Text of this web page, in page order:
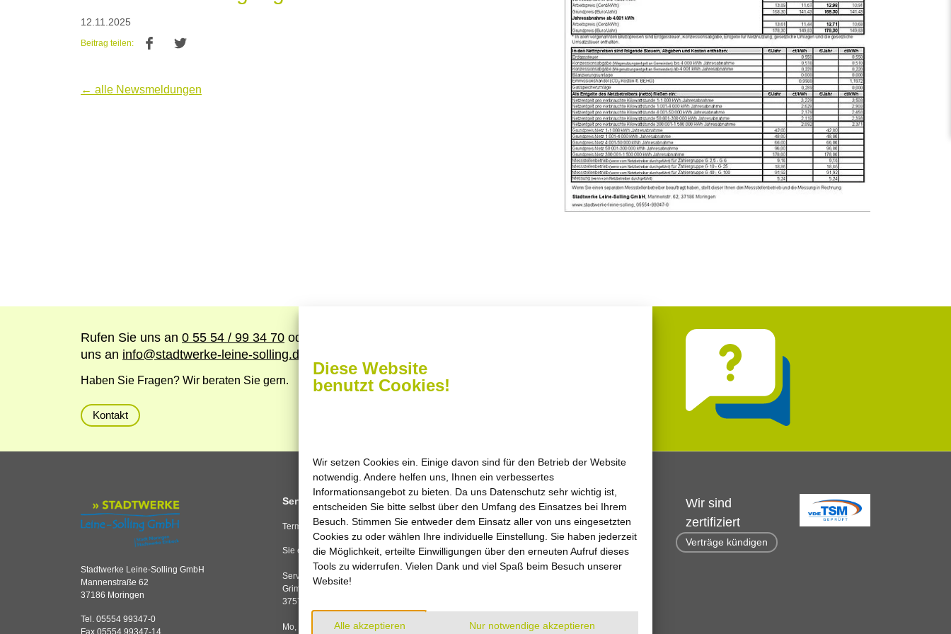
12.11.2025
Beitrag teilen:
← alle Newsmeldungen
Rufen Sie uns an 0 55 54 / 99 34 70 oder schreiben Sie
uns an info@stadtwerke-leine-solling.de
Haben Sie Fragen? Wir beraten Sie gern.
Kontakt
Stadtwerke Leine-Solling GmbH
Mannenstraße 62
37186 Moringen
Tel. 05554 99347-0
Fax 05554 99347-14
Servicezeiten
Termine nach Vereinbarung oder
Sie erreichen uns im
Servicecenter Einbeck
Grimsehlstraße 17
37574 Einbeck
Mo, Di, Do 8.00 – 16.00 Uhr
Navigation
Startseite
Kontakt
Impressum
Cookie-Einstellungen
Wir sind
zertifiziert
Verträge kündigen
Diese Website
benutzt Cookies!
Wir setzen Cookies ein. Einige davon sind für den Betrieb der Website
notwendig. Andere helfen uns, Ihnen ein verbessertes
Informationsangebot zu bieten. Da uns Datenschutz sehr wichtig ist,
entscheiden Sie bitte selbst über den Umfang des Einsatzes bei Ihrem
Besuch. Stimmen Sie entweder dem Einsatz aller von uns eingesetzten
Cookies zu oder wählen Ihre individuelle Einstellung. Sie haben jederzeit
die Möglichkeit, erteilte Einwilligungen über den erneuten Aufruf dieses
Tools zu widerrufen. Vielen Dank und viel Spaß beim Besuch unserer
Website!
Alle akzeptieren Nur notwendige akzeptieren